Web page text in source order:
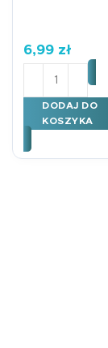
6,99 zł
ilość
DODAJ DO
KOSZYKA